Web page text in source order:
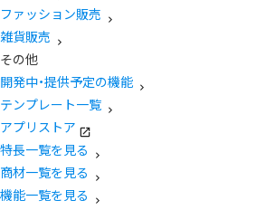
ファッション販売
雑貨販売
その他
開発中・提供予定の機能
テンプレート一覧
アプリストア
特長一覧を見る
商材一覧を見る
機能一覧を見る